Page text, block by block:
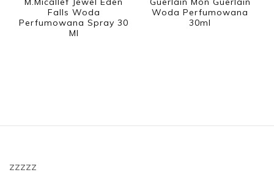
Falls Woda
Perfumowana Spray 30
Ml
Woda Perfumowana
30ml
zzzzz